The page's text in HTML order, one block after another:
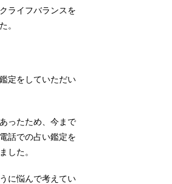
ライフバランスを
。
定をしていただい
ったため、今まで
話での占い鑑定を
した。
に悩んで考えてい